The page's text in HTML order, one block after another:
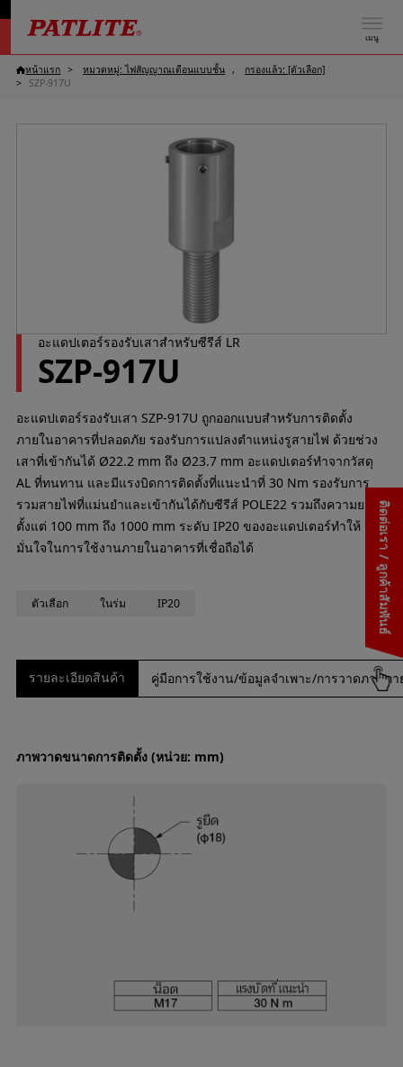
เมนู
ติดต่อเรา / ลูกค้าสัมพันธ์
หน้าแรก หมวดหมู่: ไฟสัญญาณเตือนแบบชั้น
กรองแล้ว: [ตัวเลือก]
SZP-917U
อะแดปเตอร์รองรับเสาสำหรับซีรีส์ LR
SZP-917U
อะแดปเตอร์รองรับเสา SZP-917U ถูกออกแบบสำหรับการติดตั้ง
ภายในอาคารที่ปลอดภัย รองรับการแปลงตำแหน่งรูสายไฟ ด้วยช่วง
เสาที่เข้ากันได้ Ø22.2 mm ถึง Ø23.7 mm อะแดปเตอร์ทำจากวัสดุ
AL ที่ทนทาน และมีแรงบิดการติดตั้งที่แนะนำที่ 30 Nm รองรับการ
รวมสายไฟที่แม่นยำและเข้ากันได้กับซีรีส์ POLE22 รวมถึงความยาว
ตั้งแต่ 100 mm ถึง 1000 mm ระดับ IP20 ของอะแดปเตอร์ทำให้
มั่นใจในการใช้งานภายในอาคารที่เชื่อถือได้
ตัวเลือก ในร่ม IP20
รายละเอียดสินค้า คู่มือการใช้งาน/ข้อมูลจำเพาะ/การวาดภาพภ
ภาพวาดขนาดการติดตั้ง (หน่วย: mm)